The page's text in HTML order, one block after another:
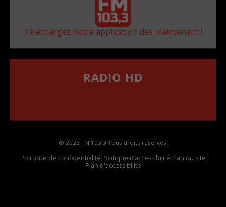
Téléchargez notre application dès maintenant !
RADIO HD
© 2026 FM 103,3 Tous droits réservés.
Politique de confidentialitéPolitique d’accessibilitéPlan du site
Plan d'accessibilite